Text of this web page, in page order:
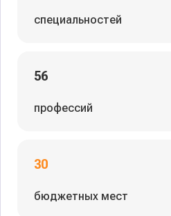
специальностей
56
профессий
30
бюджетных мест